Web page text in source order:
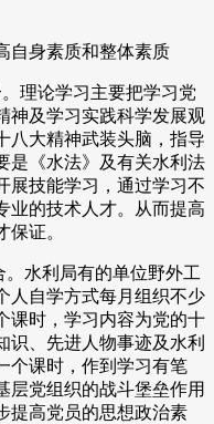
自身素质和整体素质
理论学习主要把学习党
神及学习实践科学发展观
八大精神武装头脑，指导
是《水法》及有关水利法
展技能学习，通过学习不
业的技术人才。从而提高
证。
水利局有的单位野外工
人自学方式每月组织不少
课时，学习内容为党的十
识、先进人物事迹及水利
个课时，作到学习有笔
层党组织的战斗堡垒作用
提高党员的思想政治素